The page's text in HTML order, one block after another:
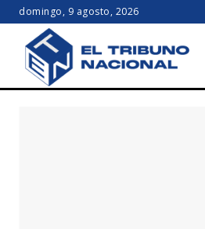
domingo, 9 agosto, 2026